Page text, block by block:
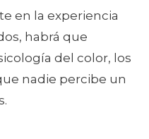
en la experiencia
habrá que
del color, los
nadie percibe un